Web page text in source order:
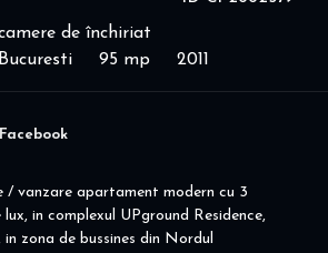
de închiriat
95 mp 2011
Facebook
/ vanzare apartament modern cu 3
in complexul UPground Residence,
zona de bussines din Nordul